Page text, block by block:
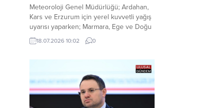
Meteoroloji Genel Müdürlüğü; Ardahan,
Kars ve Erzurum için yerel kuvvetli yağış
uyarısı yaparken; Marmara, Ege ve Doğu
Anadolu’nun belirli kesimlerinde ise
saatte 60 kilometre hıza ulaşabilecek
tedbirli olmaya çağırdı. Haber Merkezi –
Çevre, Şehircilik ve İklim Değişikliği
Bakanlığı Meteoroloji Genel Müdürlüğü,
ülke genelini kapsayan son hava...
18.07.2026 10:02 0